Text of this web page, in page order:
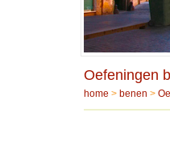
Oefeningen
home > benen >